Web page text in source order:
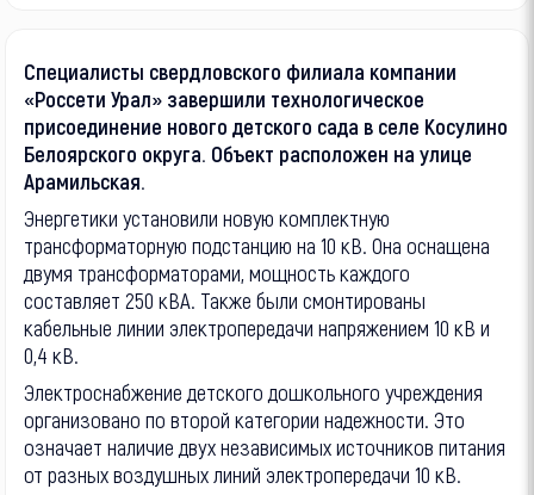
Специалисты свердловского филиала компании
«Россети Урал» завершили технологическое
присоединение нового детского сада в селе Косулино
Белоярского округа. Объект расположен на улице
Арамильская.
Энергетики установили новую комплектную
трансформаторную подстанцию на 10 кВ. Она оснащена
двумя трансформаторами, мощность каждого
составляет 250 кВА. Также были смонтированы
кабельные линии электропередачи напряжением 10 кВ и
0,4 кВ.
Электроснабжение детского дошкольного учреждения
организовано по второй категории надежности. Это
означает наличие двух независимых источников питания
от разных воздушных линий электропередачи 10 кВ.